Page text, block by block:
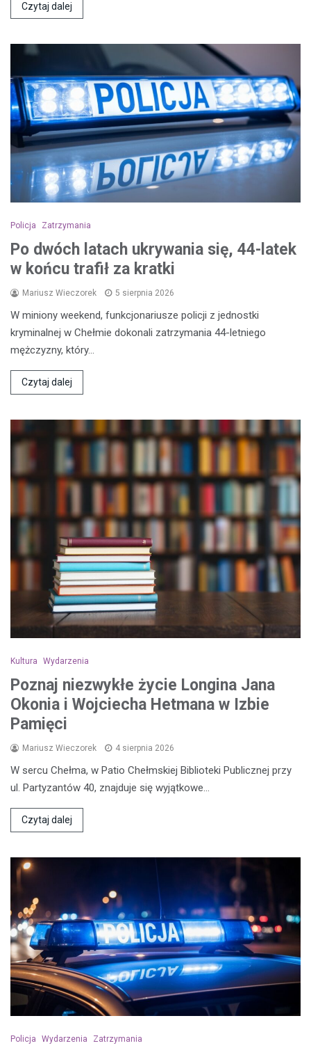
Czytaj dalej
Policja Zatrzymania
Po dwóch latach ukrywania się, 44-latek
w końcu trafił za kratki
Mariusz Wieczorek 5 sierpnia 2026
W miniony weekend, funkcjonariusze policji z jednostki
kryminalnej w Chełmie dokonali zatrzymania 44-letniego
mężczyzny, który…
Czytaj dalej
Kultura Wydarzenia
Poznaj niezwykłe życie Longina Jana
Okonia i Wojciecha Hetmana w Izbie
Pamięci
Mariusz Wieczorek 4 sierpnia 2026
W sercu Chełma, w Patio Chełmskiej Biblioteki Publicznej przy
ul. Partyzantów 40, znajduje się wyjątkowe…
Czytaj dalej
Policja Wydarzenia Zatrzymania